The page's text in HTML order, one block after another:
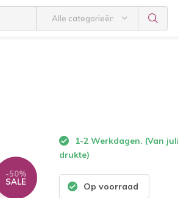
Alle categorieën
-50%
SALE
1-2 Werkdagen. (Van
drukte)
Op voorraad